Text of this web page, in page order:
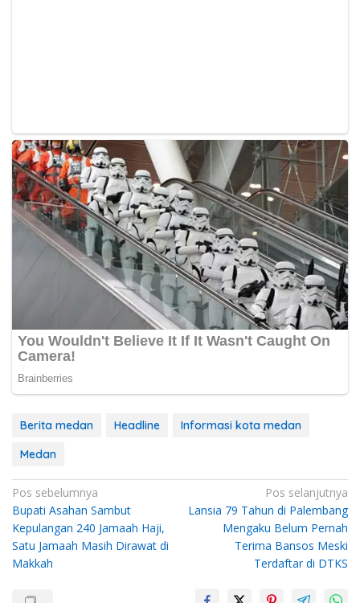
Berita medan Headline
Informasi kota medan
Medan
Navigasi
pos
Pos sebelumnya
Bupati Asahan Sambut
Kepulangan 240 Jamaah Haji,
Satu Jamaah Masih Dirawat di
Makkah
Pos selanjutnya
Lansia 79 Tahun di Palembang
Mengaku Belum Pernah
Terima Bansos Meski
Terdaftar di DTKS